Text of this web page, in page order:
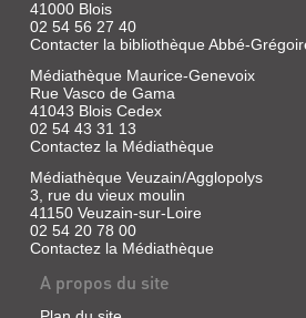
Georges
41000 Blois
02 54 56 27 40
Contacter la bibliothèque Abbé-
Médiathèque Maurice-Genevoix
Rue Vasco de Gama
41043 Blois Cedex
02 54 43 31 13
Contactez la Médiathèque
Médiathèque Veuzain/Agglopolys
3, rue du vieux moulin
41150 Veuzain-sur-Loire
02 54 20 78 00
Contactez la Médiathèque
A propos du site